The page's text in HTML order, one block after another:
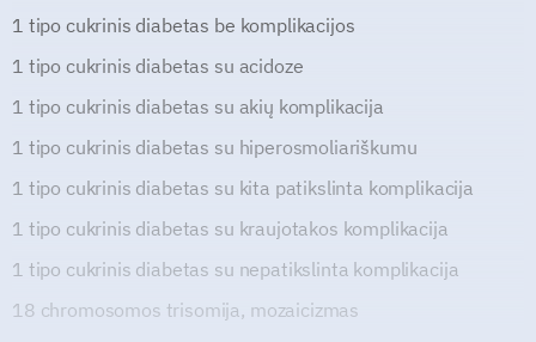
1 tipo cukrinis diabetas be komplikacijos
1 tipo cukrinis diabetas su acidoze
1 tipo cukrinis diabetas su akių komplikacija
1 tipo cukrinis diabetas su hiperosmoliariškumu
1 tipo cukrinis diabetas su kita patikslinta komplikacija
1 tipo cukrinis diabetas su kraujotakos komplikacija
1 tipo cukrinis diabetas su nepatikslinta komplikacija
18 chromosomos trisomija, mozaicizmas